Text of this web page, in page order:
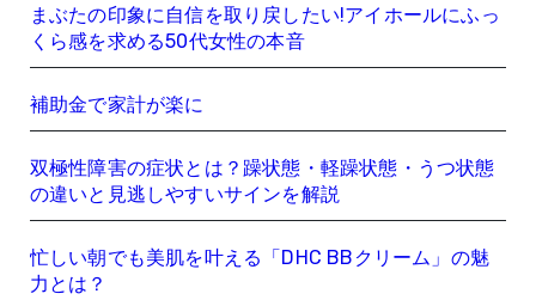
まぶたの印象に自信を取り戻したい!アイホールにふっ
くら感を求める50代女性の本音
補助金で家計が楽に
双極性障害の症状とは？躁状態・軽躁状態・うつ状態
の違いと見逃しやすいサインを解説
忙しい朝でも美肌を叶える「DHC BBクリーム」の魅
力とは？